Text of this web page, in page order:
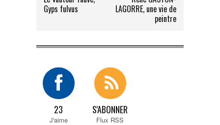
Gyps fulvus
LAGORRE, une vie de
peintre
23
J'aime
S'ABONNER
Flux RSS